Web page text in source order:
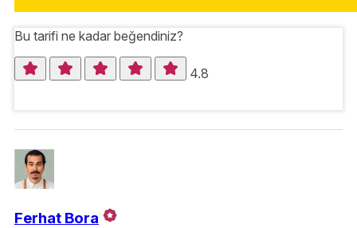
Bu tarifi ne kadar beğendiniz?
4.8
Ferhat Bora